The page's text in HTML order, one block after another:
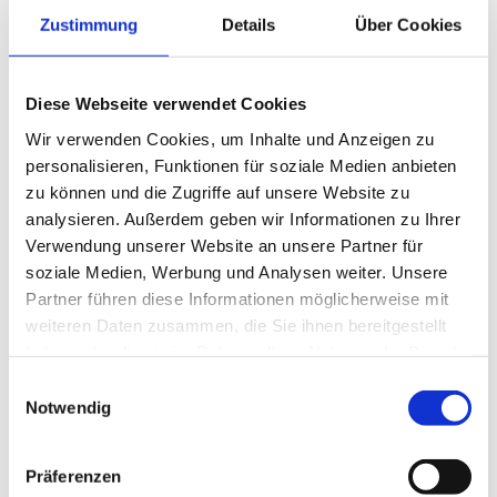
Zustimmung Details Über Cookies
Diese Webseite verwendet Cookies
Wir verwenden Cookies, um Inhalte und Anzeigen zu
personalisieren, Funktionen für soziale Medien anbieten
zu können und die Zugriffe auf unsere Website zu
analysieren. Außerdem geben wir Informationen zu Ihrer
Verwendung unserer Website an unsere Partner für
soziale Medien, Werbung und Analysen weiter. Unsere
Partner führen diese Informationen möglicherweise mit
weiteren Daten zusammen, die Sie ihnen bereitgestellt
Notwendig
Präferenzen
Pflegefachkraft (m/w/d) - Werden
Neu! Tagewerben
Pflegefachkraft (m/w/d) - Hier
werde ich wertgeschätzt!
Wohnpark AM TÖPFERDAMM
Neu!
Pflegefachkraft (m/w/d) - werde